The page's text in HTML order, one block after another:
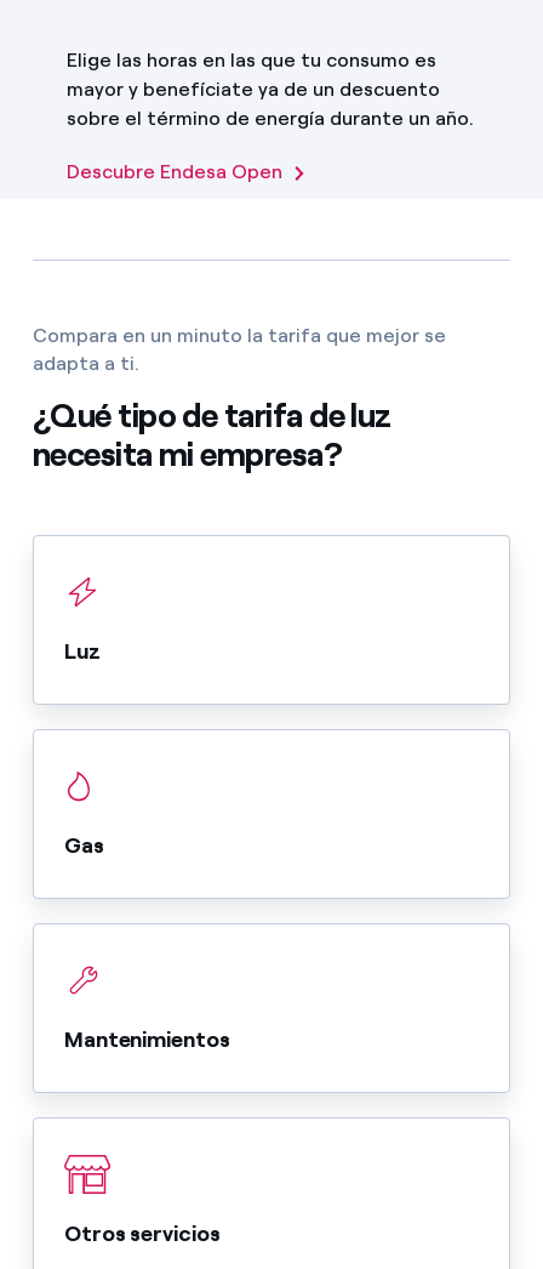
Elige las horas en las que tu consumo es
mayor y benefíciate ya de un descuento
sobre el término de energía durante un año.
Descubre Endesa Open
Compara en un minuto la tarifa que mejor se
adapta a ti.
¿Qué tipo de tarifa de luz
necesita mi empresa?
Luz
Gas
Mantenimientos
Otros servicios